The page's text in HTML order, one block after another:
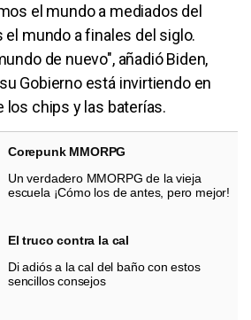
el mundo a mediados del
el mundo a finales del siglo.
de nuevo", añadió Biden,
Gobierno está invirtiendo en
los chips y las baterías.
Corepunk MMORPG
Un verdadero MMORPG de la vieja
escuela ¡Cómo los de antes, pero mejor!
El truco contra la cal
Di adiós a la cal del baño con estos
sencillos consejos